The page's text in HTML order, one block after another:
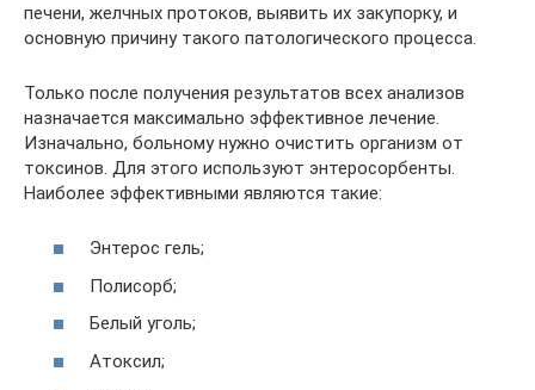
печени, желчных протоков, выявить их закупорку, и
основную причину такого патологического процесса.
Только после получения результатов всех анализов
назначается максимально эффективное лечение.
Изначально, больному нужно очистить организм от
токсинов. Для этого используют энтеросорбенты.
Наиболее эффективными являются такие:
Энтерос гель;
Полисорб;
Белый уголь;
Атоксил;